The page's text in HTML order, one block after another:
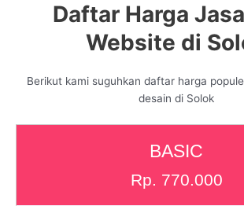
Daftar Harga
Website di
Berikut kami suguhkan daftar harga
desain di Solok
BASIC
Rp. 770.000